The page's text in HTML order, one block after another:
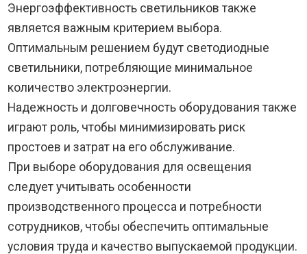
Энергоэффективность светильников также
является важным критерием выбора.
Оптимальным решением будут светодиодные
светильники, потребляющие минимальное
количество электроэнергии.
Надежность и долговечность оборудования также
играют роль, чтобы минимизировать риск
простоев и затрат на его обслуживание.
При выборе оборудования для освещения
следует учитывать особенности
производственного процесса и потребности
сотрудников, чтобы обеспечить оптимальные
условия труда и качество выпускаемой продукции.